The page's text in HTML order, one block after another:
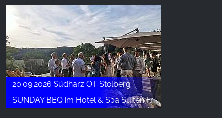
20.09.2026 Südharz OT Stolberg
SUNDAY BBQ im Hotel & Spa Suiten FreiWerk